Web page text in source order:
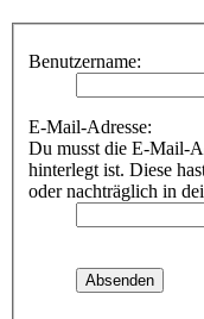
Benutzername:
E-Mail-Adresse:
Du musst die E-Mail-
hinterlegt ist. Diese
oder nachträglich in